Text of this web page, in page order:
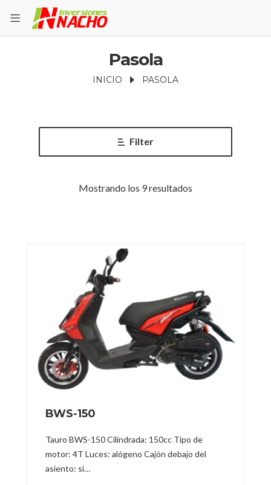
Pasola
INICIO PASOLA
Filter
Mostrando los 9 resultados
BWS-150
Tauro BWS-150 Cilindrada: 150cc Tipo de
motor: 4T Luces: alógeno Cajón debajo del
asiento: si…